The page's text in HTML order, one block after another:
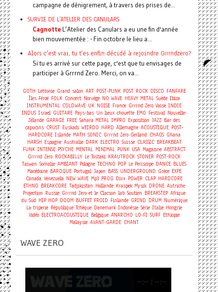
campagne de dénigrement, à travers des prises de...
SURVIE DE L'ATELIER DES CANULARS
CagnotteL’Atelier des Canulars a eu une fin d'année
bien mouvementée : - Fin octobre le lieu a...
Alors c'est vrai, tu t'es enfin décidé à rejoindre Grrrndzero?
Si tu es arrivé sur cette page, c'est que tu envisages de
participer à Grrrnd Zero. Merci, on va...
GOTH Lettonie Grand salon ART POST-PUNK POST ROCK DISCO FANFARE
Îles Féroé FOLK Concert Norvège NO WAVE HEAVY METAL Suède Ibiza
INSTRUMENTAL COLDWAVE UK NOISE France Grrrnd Zero Vaise INDIE
INDUS Israel GUITARE Pays-bas Un lieux chouette EMO Festival Nouvelle-
Zélande GARAGE FREE Sahara METAL IMPRO Exposition JAZZ Bar des
capucins CRUST Euskadi WEIRDO HARD Allemagne ACOUSTIQUE POST-
HARDCORE Islande MATH SONIC Grrrnd Zero Gerland CHAOS Ghana
HARSH Espagne Australie DARK ELECTRO Suisse CLASSIC BREAKBEAT
FUNK INTENSE PSYCHE MENTAL MINIMAL PUNK USA Magazine ABSTRACT
Grrrnd Zero ROCKABILLY Le Tostaki KRAUTROCK STONER POST-ROCK
Taiwan Somalie AMBIANT Pologne TECHNO POP Le Periscope DANCE BLUES
Macédoine BAROQUE Portugal Japon BASS UNDERGROUND Grèce EXPE
Canada Venezuela NEW WAVE Mp3 PROG Divx POWER CLAP HARDCORE
ETHNO BREAKCORE Tadjikistan Hollande Kraspek Mysik DRONE Autriche
Projection Russie Grrrnd Zero et le Clacson lab Soutien BREAKSTEP Afrique
du Sud HIP HOP DOOM BUFFET FROID Finlande GRIND DRUM Numérique
La triperie République Tchèque Danemark Indonésie Série Italie Hongrie
Vidéo ELECTROACOUSTIQUE Belgique ANARCHO LO-FI SURF Ethiopie
Malaysie AVANT-GARDE CHANT
WAVE ZERO